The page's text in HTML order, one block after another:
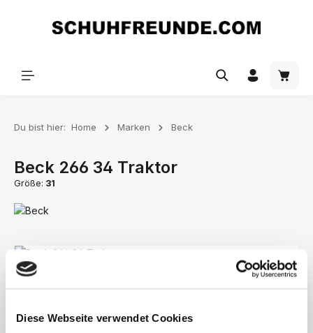
Diese Webseite verwendet Cookies
Du bist hier: Home Marken Beck
Beck 266 34 Traktor
Größe: 31
Bildergalerie überspringen